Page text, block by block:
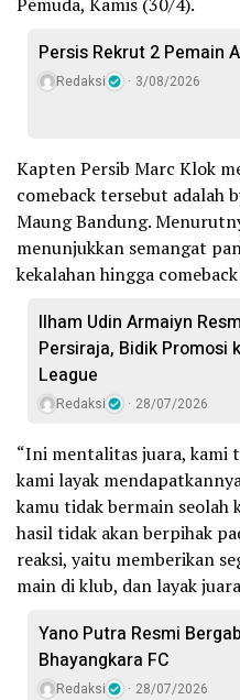
Persis Rekrut 2 Pemain
Redaksi 3/08/2026
Kapten Persib Marc Klok
comeback tersebut adalah
Maung Bandung.
menunjukkan semangat
kekalahan hingga
Ilham Udin Armaiyn
Persiraja, Bidik Promosi
League
Redaksi 28/07/2026
“Ini mentalitas juara, kami
kami layak
kamu tidak bermain seolah
hasil tidak akan berpihak
reaksi, yaitu memberikan
main di klub, dan layak
Yano Putra Resmi
Bhayangkara FC
Redaksi 28/07/2026